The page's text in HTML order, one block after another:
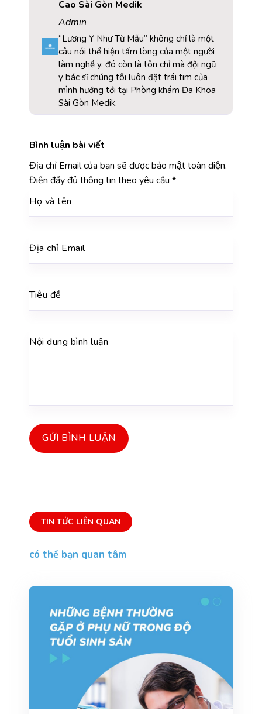
Cao Sài Gòn Medik
Admin
“Lương Y Như Từ Mẫu” không chỉ là một
câu nói thể hiện tấm lòng của một người
làm nghề y, đó còn là tôn chỉ mà đội ngũ
y bác sĩ chúng tôi luôn đặt trái tim của
mình hướng tới tại Phòng khám Đa Khoa
Sài Gòn Medik.
Bình luận bài viết
Địa chỉ Email của bạn sẽ được bảo mật toàn diện.
Điền đầy đủ thông tin theo yêu cầu *
Họ và tên
Địa chỉ Email
Tiêu đề
Nội dung bình luận
GỬI BÌNH LUẬN
TIN TỨC LIÊN QUAN
có thể bạn quan tâm